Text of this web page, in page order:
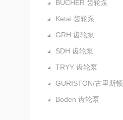
BUCHER 齿轮泵
Ketai 齿轮泵
GRH 齿轮泵
SDH 齿轮泵
TRYY 齿轮泵
GURISTON/古里斯顿
Boden 齿轮泵